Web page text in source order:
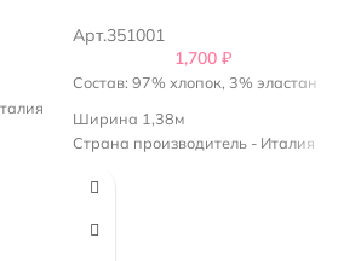
Арт.351001
1,700 ₽
Состав: 97% хлопок, 3% эластан
Ширина 1,38м
Страна производитель - Италия